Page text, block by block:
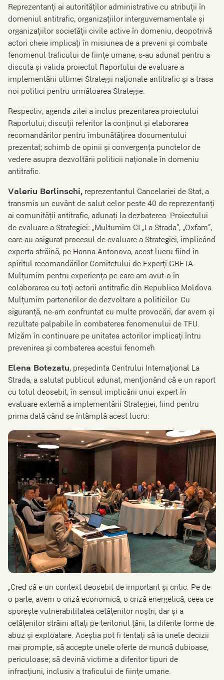
Reprezentanți ai autorităților administrative cu atribuții în
domeniul antitrafic, organizațiilor interguvernamentale şi
organizațiilor societății civile active în domeniu, deopotrivă
actori cheie implicați în misiunea de a preveni și combate
fenomenul traficului de ființe umane, s-au adunat pentru a
discuta şi valida proiectul Raportului de evaluare a
implementării ultimei Strategii naționale antitrafic și a trasa
noi politici pentru următoarea Strategie.
Respectiv, agenda zilei a inclus prezentarea proiectului
Raportului; discuții referitor la conținut şi elaborarea
recomandărilor pentru îmbunătățirea documentului
prezentat; schimb de opinii și convergența punctelor de
vedere asupra dezvoltării politicii naţionale în domeniu
antitrafic.
Valeriu Berlinschi, reprezentantul Cancelariei de Stat, a
transmis un cuvânt de salut celor peste 40 de reprezentanți
ai comunității antitrafic, adunați la dezbaterea Proiectului
de evaluare a Strategiei: „Multumim CI „La Strada”, „Oxfam”,
care au asigurat procesul de evaluare a Strategiei, implicând
experta străină, pe Hanna Antonova, acest lucru fiind în
spiritul recomandărilor Comitetului de Experți GRETA.
Mulțumim pentru experiența pe care am avut-o în
colaborarea cu toți actorii antitrafic din Republica Moldova.
Mulțumim partenerilor de dezvoltare a politicilor. Cu
siguranță, ne-am confruntat cu multe provocări, dar avem și
rezultate palpabile în combaterea fenomenului de TFU.
Mizăm în continuare pe unitatea actorilor implicați întru
prevenirea și combaterea acestui fenomen”
Elena Botezatu, președinta Centrului Internațional La
Strada, a salutat publicul adunat, menționând că e un raport
cu totul deosebit, în sensul implicării unui expert în
evaluare externă a implementării Strategiei, fiind pentru
prima dată când se întâmplă acest lucru:
„Cred că e un context deosebit de important și critic. Pe de
o parte, avem o criză economică, o criză energetică, ceea ce
sporește vulnerabilitatea cetățenilor noștri, dar și a
cetățenilor străini aflați pe teritoriul țării, la diferite forme de
abuz și exploatare. Aceștia pot fi tentați să ia unele decizii
mai prompte, să accepte unele oferte de muncă dubioase,
periculoase; să devină victime a diferitor tipuri de
infracțiuni, inclusiv a traficului de ființe umane.